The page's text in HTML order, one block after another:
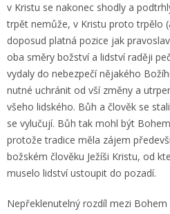
v Kristu se nakonec shodly a
trpět nemůže, v Kristu proto trpělo
doposud platná pozice jak
oba směry božství a lidství raději
vydaly do nebezpečí nějakého
nutné uchránit od vší změny a
všeho lidského. Bůh a člověk se
se vylučují. Bůh tak mohl být
protože tradice měla zájem
božském člověku Ježíši Kristu, od
muselo lidství ustoupit do pozadí.
Nepřeklenutelný rozdíl mezi